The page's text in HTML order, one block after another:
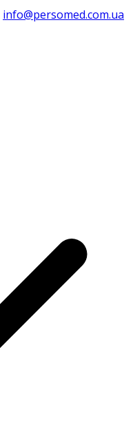
info@persomed.com.ua